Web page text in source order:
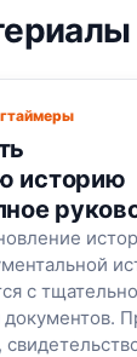
историю
с